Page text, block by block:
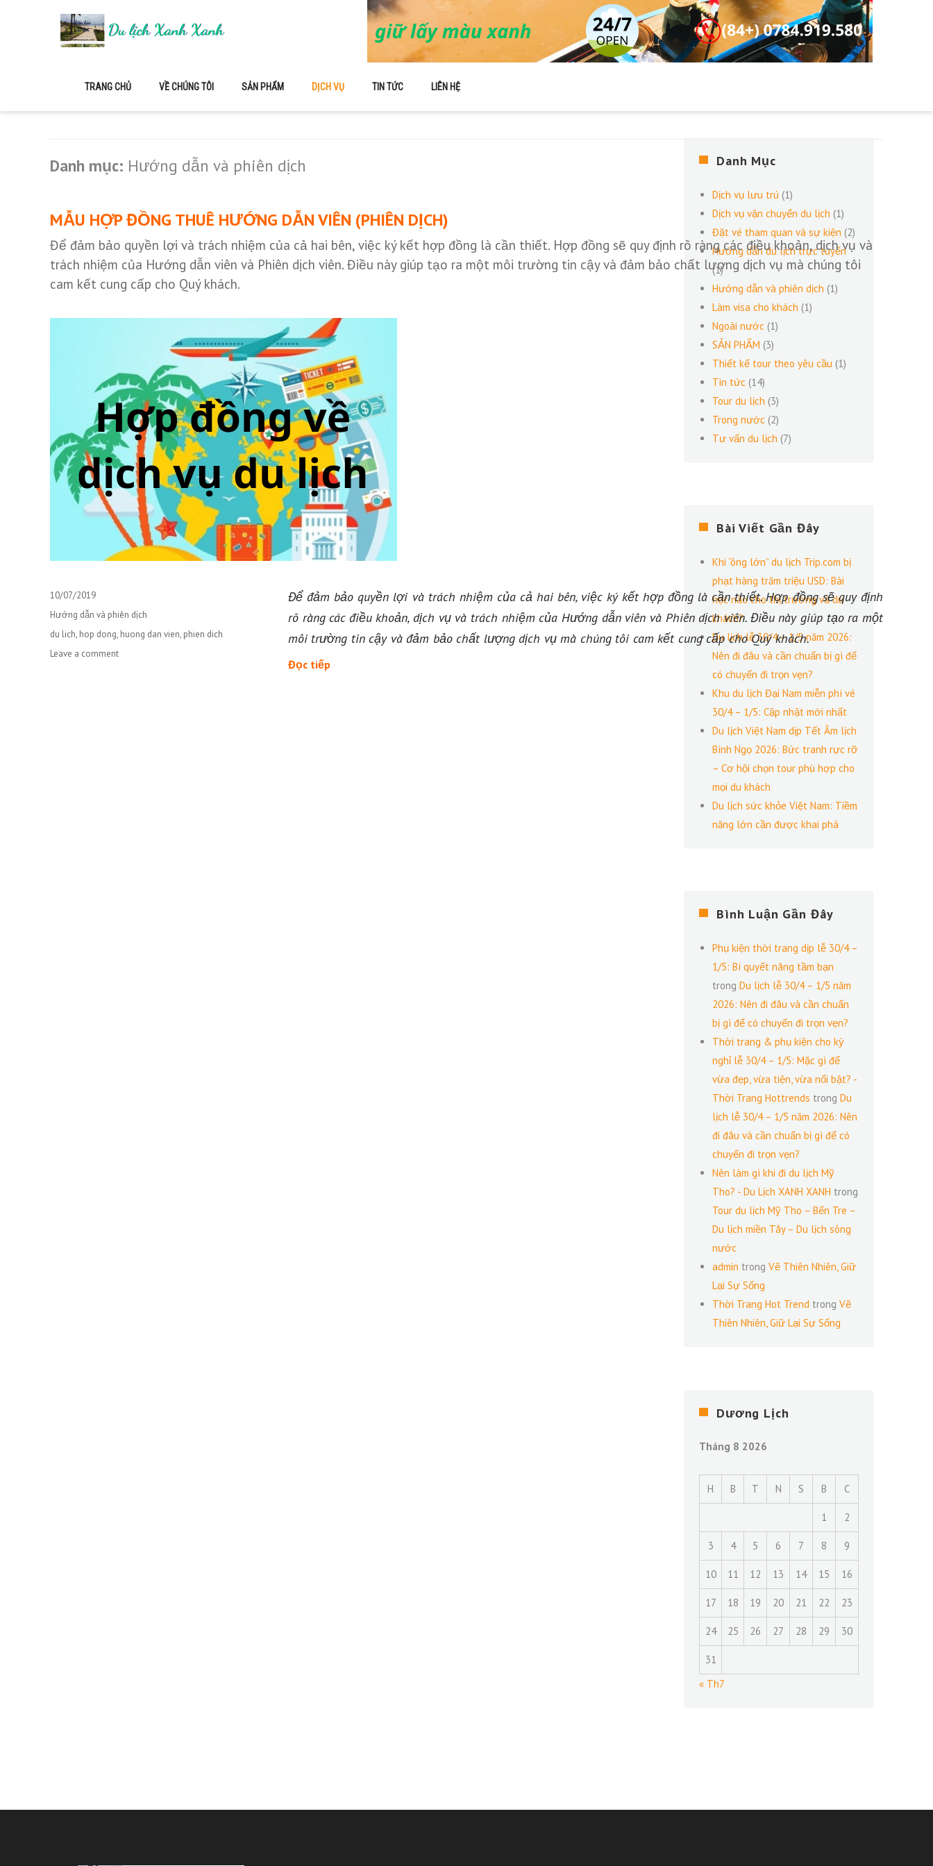
TRANG CHỦ VỀ CHÚNG TÔI SẢN PHẨM DỊCH VỤ TIN TỨC LIÊN HỆ
Danh mục: Hướng dẫn và phiên dịch
MẪU HỢP ĐỒNG THUÊ HƯỚNG DẪN VIÊN (PHIÊN DỊCH)
Để đảm bảo quyền lợi và trách nhiệm của cả hai bên, việc ký kết hợp đồng là cần thiết. Hợp đồng sẽ quy định rõ ràng các điều khoản, dịch vụ và
trách nhiệm của Hướng dẫn viên và Phiên dịch viên. Điều này giúp tạo ra một môi trường tin cậy và đảm bảo chất lượng dịch vụ mà chúng tôi
cam kết cung cấp cho Quý khách.
Để đảm bảo quyền lợi và trách nhiệm của cả hai bên, việc ký kết hợp đồng là cần thiết. Hợp đồng sẽ quy định
rõ ràng các điều khoản, dịch vụ và trách nhiệm của Hướng dẫn viên và Phiên dịch viên. Điều này giúp tạo ra một
môi trường tin cậy và đảm bảo chất lượng dịch vụ mà chúng tôi cam kết cung cấp cho Quý khách.
Đọc tiếp“MẪU HỢP ĐỒNG THUÊ HƯỚNG DẪN VIÊN (PHIÊN DỊCH)”
Posted
on
10/07/2019
Categories
Hướng dẫn và phiên dịch
Tags
du lich, hop dong, huong dan vien, phien dich
Leave a comment
Danh Mục
Dịch vụ lưu trú (1)
Dịch vụ vận chuyển du lịch (1)
Đặt vé tham quan và sự kiện (2)
Hướng dẫn du lịch trực tuyến
(1)
Hướng dẫn và phiên dịch (1)
Làm visa cho khách (1)
Ngoài nước (1)
SẢN PHẨM (3)
Thiết kế tour theo yêu cầu (1)
Tin tức (14)
Tour du lịch (3)
Trong nước (2)
Tư vấn du lịch (7)
Bài Viết Gần Đây
Khi “ông lớn” du lịch Trip.com bị
phạt hàng trăm triệu USD: Bài
học nào cho thị trường và du
khách?
Du lịch lễ 30/4 – 1/5 năm 2026:
Nên đi đâu và cần chuẩn bị gì để
có chuyến đi trọn vẹn?
Khu du lịch Đại Nam miễn phí vé
30/4 – 1/5: Cập nhật mới nhất
Du lịch Việt Nam dịp Tết Âm lịch
Bính Ngọ 2026: Bức tranh rực rỡ
– Cơ hội chọn tour phù hợp cho
mọi du khách
Du lịch sức khỏe Việt Nam: Tiềm
năng lớn cần được khai phá
Bình Luận Gần Đây
Phụ kiện thời trang dịp lễ 30/4 –
1/5: Bí quyết nâng tầm bạn
trong Du lịch lễ 30/4 – 1/5 năm
2026: Nên đi đâu và cần chuẩn
bị gì để có chuyến đi trọn vẹn?
Thời trang & phụ kiện cho kỳ
nghỉ lễ 30/4 – 1/5: Mặc gì để
vừa đẹp, vừa tiện, vừa nổi bật? -
Thời Trang Hottrends trong Du
lịch lễ 30/4 – 1/5 năm 2026: Nên
đi đâu và cần chuẩn bị gì để có
chuyến đi trọn vẹn?
Nên làm gì khi đi du lịch Mỹ
Tho? - Du Lịch XANH XANH trong
Tour du lịch Mỹ Tho – Bến Tre –
Du lịch miền Tây – Du lịch sông
nước
admin trong Vẽ Thiên Nhiên, Giữ
Lại Sự Sống
Thời Trang Hot Trendtrong Vẽ
Thiên Nhiên, Giữ Lại Sự Sống
Dương Lịch
Tháng 8 2026
H B T N S B C
1 2
3 4 5 6 7 8 9
10 11 12 13 14 15 16
17 18 19 20 21 22 23
24 25 26 27 28 29 30
31
« Th7